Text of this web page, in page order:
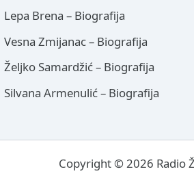
Lepa Brena – Biografija
Vesna Zmijanac – Biografija
Željko Samardžić – Biografija
Silvana Armenulić – Biografija
Copyright © 2026 Radio